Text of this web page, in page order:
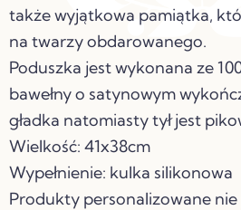
także wyjątkowa pamiątka,
na twarzy obdarowanego.
Poduszka jest wykonana ze
bawełny o satynowym
gładka natomiasty tył jest
Wielkość: 41x38cm
Wypełnienie: kulka silikonowa
Produkty personalizowane